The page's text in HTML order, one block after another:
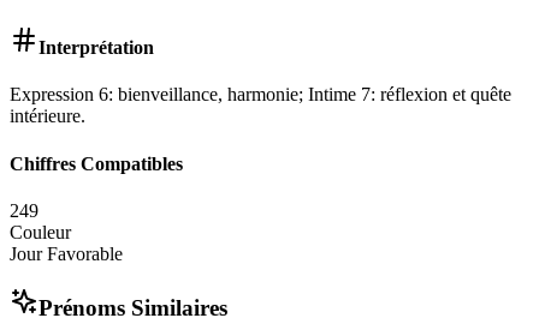
Interprétation
Expression 6: bienveillance, harmonie; Intime 7: réflexion et quête
intérieure.
Chiffres Compatibles
249
Couleur
Jour Favorable
Prénoms Similaires